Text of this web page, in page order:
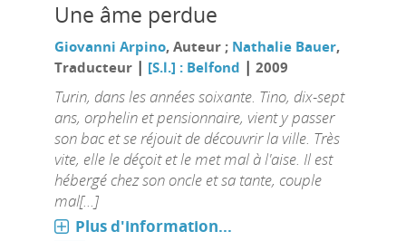
Une âme perdue
Giovanni Arpino, Auteur ; Nathalie Bauer,
Traducteur | [S.l.] : Belfond | 2009
Turin, dans les années soixante. Tino, dix-sept
ans, orphelin et pensionnaire, vient y passer
son bac et se réjouit de découvrir la ville. Très
vite, elle le déçoit et le met mal à l'aise. Il est
hébergé chez son oncle et sa tante, couple
mal[...]
Plus d'information...